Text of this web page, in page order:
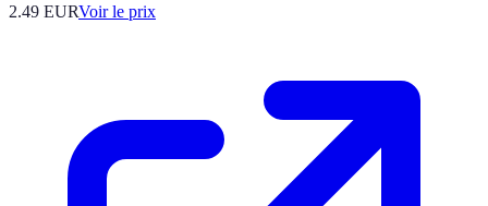
2.49 EURVoir le prix